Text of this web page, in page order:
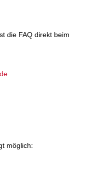
die FAQ direkt beim
möglich: